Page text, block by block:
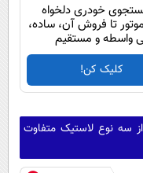
خودری دلخواه
تا فروش آن، ساده،
واسطه و مستقیم
کلیک کن!
سه نوع لاستیک متفاوت